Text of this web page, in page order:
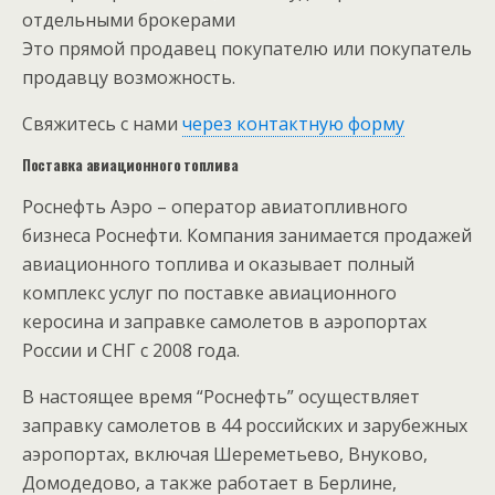
отдельными брокерами
Это прямой продавец покупателю или покупатель
продавцу возможность.
Свяжитесь с нами через контактную форму
Поставка авиационного топлива
Роснефть Аэро – оператор авиатопливного
бизнеса Роснефти. Компания занимается продажей
авиационного топлива и оказывает полный
комплекс услуг по поставке авиационного
керосина и заправке самолетов в аэропортах
России и СНГ с 2008 года.
В настоящее время “Роснефть” осуществляет
заправку самолетов в 44 российских и зарубежных
аэропортах, включая Шереметьево, Внуково,
Домодедово, а также работает в Берлине,